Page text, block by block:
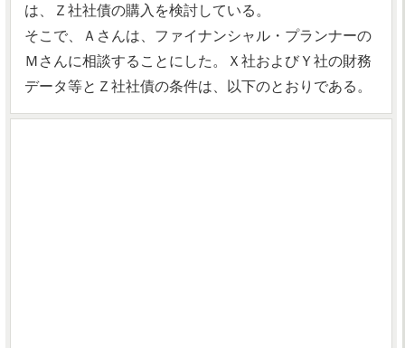
は、Ｚ社社債の購入を検討している。
そこで、Ａさんは、ファイナンシャル・プランナーの
Ｍさんに相談することにした。Ｘ社およびＹ社の財務
データ等とＺ社社債の条件は、以下のとおりである。